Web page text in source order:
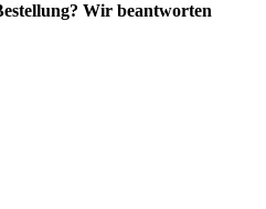
Wir beantworten